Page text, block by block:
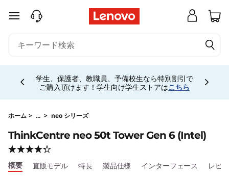
T
k
C
e
n
メインコンテンツにスキップする
お電話購入相談窓口 ☎ 法人:0120-148-333 法人
専用ストア会員登録 (無料) 詳細はこちら
専用会
場はこちら
ホーム > ... > neo シリーズ
ThinkCentre neo 50t Tower Gen 6 (Intel)
概要 直販モデル 特長 製品仕様 インターフェース レビ